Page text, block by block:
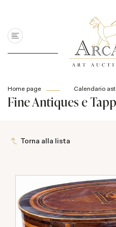
Home page Calendario
Fine Antiques e
Torna alla lista